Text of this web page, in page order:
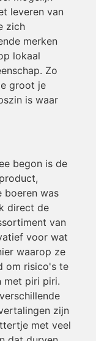
leveren van
zich
merken
lokaal
Zo
groot je
is waar
begon is de
boeren was
direct de
van
voor wat
waarop ze
om risico's te
met piri piri.
zijn
met veel